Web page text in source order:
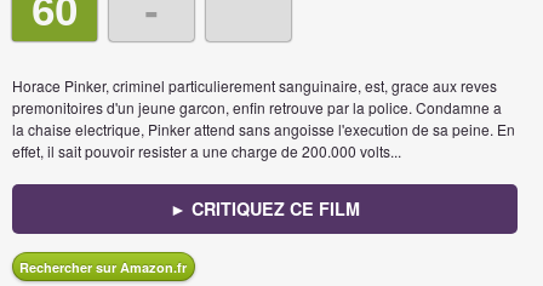
60 -
Horace Pinker, criminel particulierement sanguinaire, est, grace aux reves
premonitoires d'un jeune garcon, enfin retrouve par la police. Condamne a
la chaise electrique, Pinker attend sans angoisse l'execution de sa peine. En
effet, il sait pouvoir resister a une charge de 200.000 volts...
► CRITIQUEZ CE FILM
Rechercher sur Amazon.fr